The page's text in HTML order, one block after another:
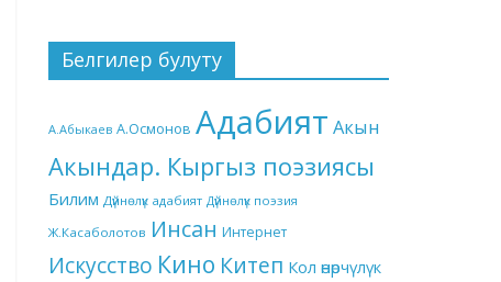
Белгилер булуту
А.Абыкаев А.Осмонов Адабият Акын
Акындар. Кыргыз поэзиясы
Билим Дүйнөлүк адабият Дүйнөлүк поэзия
Ж.Касаболотов Инсан Интернет
Искусство Кино Китеп Кол өнөрчүлүк